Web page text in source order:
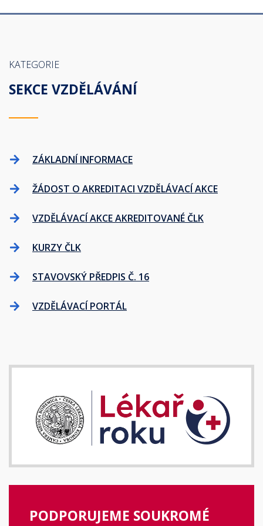
KATEGORIE
SEKCE VZDĚLÁVÁNÍ
ZÁKLADNÍ INFORMACE
ŽÁDOST O AKREDITACI VZDĚLÁVACÍ AKCE
VZDĚLÁVACÍ AKCE AKREDITOVANÉ ČLK
KURZY ČLK
STAVOVSKÝ PŘEDPIS Č. 16
VZDĚLÁVACÍ PORTÁL
PODPORUJEME SOUKROMÉ